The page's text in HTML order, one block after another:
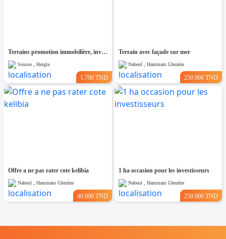
Terrains promotion immobilière, investisseurs
Sousse , Hergla
1.700 TND
Terrain avec façade sur mer
Nabeul , Hammam Ghezèze
250.000 TND
Offre a ne pas rater cote kelibia
Nabeul , Hammam Ghezèze
40.000 TND
1 ha occasion pour les investisseurs
Nabeul , Hammam Ghezèze
250.000 TND